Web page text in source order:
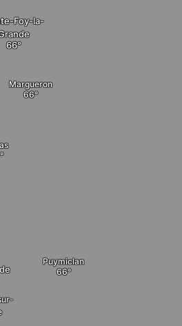
Margueron
Puymiclan
Foy-la-